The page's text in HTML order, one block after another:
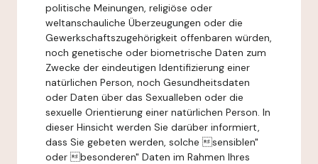
politische Meinungen, religiöse oder
weltanschauliche Überzeugungen oder die
Gewerkschaftszugehörigkeit offenbaren würden,
noch genetische oder biometrische Daten zum
Zwecke der eindeutigen Identifizierung einer
natürlichen Person, noch Gesundheitsdaten
oder Daten über das Sexualleben oder die
sexuelle Orientierung einer natürlichen Person. In
dieser Hinsicht werden Sie darüber informiert,
dass Sie gebeten werden, solche sensiblen"
oder besonderen" Daten im Rahmen Ihres